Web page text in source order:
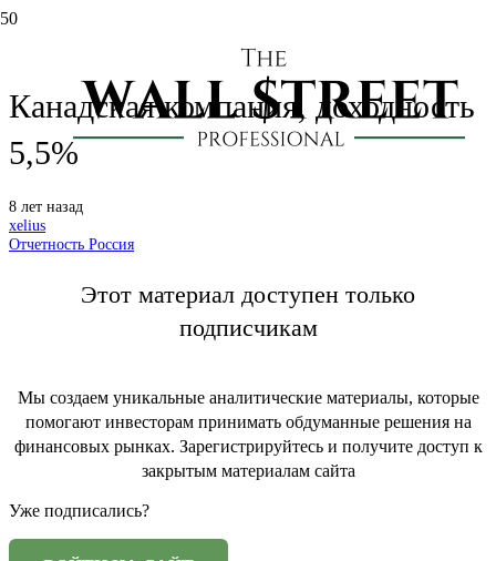
Northland Power (NPI) —
Канадская компания, доходность
5,5%
8 лет назад
xelius
Отчетность Россия
Этот материал доступен только
подписчикам
Мы создаем уникальные аналитические материалы, которые
помогают инвесторам принимать обдуманные решения на
финансовых рынках. Зарегистрируйтесь и получите доступ к
закрытым материалам сайта
Уже подписались?